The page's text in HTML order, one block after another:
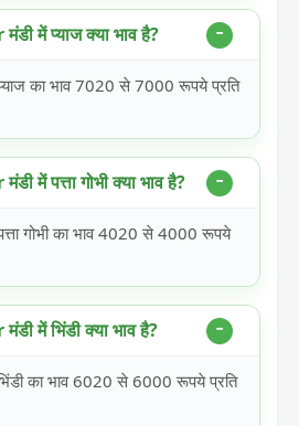
में प्याज क्या भाव है?
का भाव 7020 से 7000 रूपये प्रति
में पत्ता गोभी क्या भाव है?
गोभी का भाव 4020 से 4000 रूपये
में भिंडी क्या भाव है?
का भाव 6020 से 6000 रूपये प्रति